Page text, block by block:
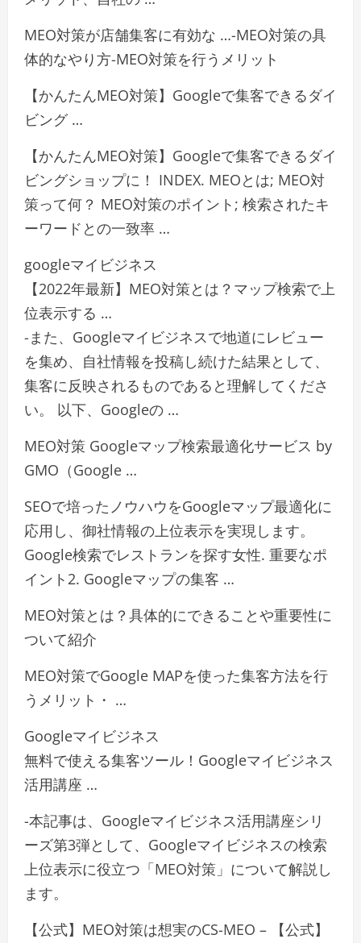
MEO対策が店舗集客に有効な …-MEO対策の具
体的なやり方-MEO対策を行うメリット
【かんたんMEO対策】Googleで集客できるダイ
ビング …
【かんたんMEO対策】Googleで集客できるダイ
ビングショップに！ INDEX. MEOとは; MEO対
策って何？ MEO対策のポイント; 検索されたキ
ーワードとの一致率 …
googleマイビジネス
【2022年最新】MEO対策とは？マップ検索で上
位表示する …
-また、Googleマイビジネスで地道にレビュー
を集め、自社情報を投稿し続けた結果として、
集客に反映されるものであると理解してくださ
い。 以下、Googleの …
MEO対策 Googleマップ検索最適化サービス by
GMO（Google …
SEOで培ったノウハウをGoogleマップ最適化に
応用し、御社情報の上位表示を実現します。
Google検索でレストランを探す女性. 重要なポ
イント2. Googleマップの集客 …
MEO対策とは？具体的にできることや重要性に
ついて紹介
MEO対策でGoogle MAPを使った集客方法を行
うメリット・ …
Googleマイビジネス
無料で使える集客ツール！Googleマイビジネス
活用講座 …
-本記事は、Googleマイビジネス活用講座シリ
ーズ第3弾として、Googleマイビジネスの検索
上位表示に役立つ「MEO対策」について解説し
ます。
【公式】MEO対策は想実のCS-MEO – 【公式】